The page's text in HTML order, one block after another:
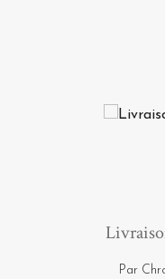
Par